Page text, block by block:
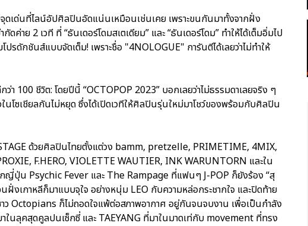
เด่นที่ไลน์อัปศิลปินอัดแน่นเหมือนเช่นเคย เพราะขนกันมาทั้งจากฝั่ง
าย 2 เวที ที่ “ธันเดอร์โดมสเตเดียม” และ “ธันเดอร์โดม” ทำให้ได้เต็มอิ่มไป
รดักชันส์แบบจัดเต็ม! เพราะชื่อ "4NOLOGUE" การันตีได้เลยว่าไม่ทำให้
า 100 ชีวิต: โดยปีนี้ “OCTOPOP 2023” บอกเลยว่าไม่ธรรมดาเลยจริง ๆ
นโซเชียลกันไม่หยุด ซึ่งได้เปิดเวทีให้ศิลปินรุ่นใหม่มาโชว์ของพร้อมกับศิลปิน
ด้วยศิลปินไทยตั้งแต่วง bamm, pretzelle, PRIMETIME, 4MIX,
F.HERO, VIOLETTE WAUTIER, INK WARUNTORN และใน
ปุ่น Psychic Fever และ The Rampage ที่แฟนๆ J-POP ก็ยังร้อง “สุ
นฝั่งเกาหลีก็มาแบบจุใจ อย่างหนุ่ม LEO กับความหล่อกระชากใจ และปิดท้าย
ว Octopians ก็ไม่ถอดใจแพ้ต่อสภาพอากาศ อยู่กันจนจบงาน เพื่อเป็นกำลัง
าในลุคสุดคูลปนเซ็กซี่ และ TAEYANG ที่มาในมาดเท่กับ movement ที่ทรง